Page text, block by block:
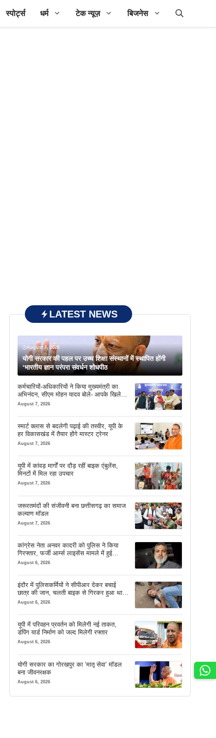
स्पोर्ट्स धर्म टेक न्यूज़ बिजनेस
LATEST NEWS
August 7, 2026
योगी सरकार की पहल पर उच्च शिक्षा संस्थानों में स्थापित होंगी
‘भारतीय ज्ञान परंपरा संवर्धन शोधपीठ
कर्मचारियों-अधिकारियों ने किया मुख्यमंत्री का
अभिनंदन, सीएम मोहन यादव बोले- आपके खिले
चेहरे देखकर आनंद आता है
August 7, 2026
स्मार्ट क्लास से बदलेगी पढ़ाई की तस्वीर, यूपी के
हर विकासखंड में तैयार होंगे मास्टर ट्रेनर
August 7, 2026
यूपी में कांवड़ मार्गों पर दौड़ रहीं बाइक एंबुलेंस,
मिनटों में मिल रहा उपचार
August 7, 2026
जरूरतमंदों की संजीवनी बना छत्तीसगढ़ का समाज
कल्याण मॉडल
August 7, 2026
कांग्रेस नेता अनवर कादरी को पुलिस ने किया
गिरफ्तार, फर्जी आर्म्स लाइसेंस मामले में हुई
कार्रवाई
August 6, 2026
इंदौर में पुलिसकर्मियों ने सीपीआर देकर बचाई
छात्र की जान, चलती बाइक से गिरकर हुआ था
बेहोश
August 6, 2026
यूपी में परिवहन प्रवर्तन को मिलेगी नई ताकत,
डंपिंग यार्ड निर्माण को जल्द मिलेगी रफ्तार
August 6, 2026
योगी सरकार का गोरखपुर का ‘मातृ सेवा’ मॉडल
बना जीवनरक्षक
August 6, 2026